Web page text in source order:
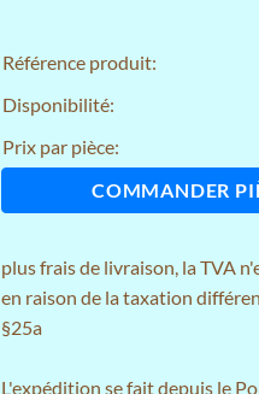
Référence produit:
Disponibilité:
Prix par pièce:
COMMANDER
plusfrais de livraison, la TVA
en raison de la taxation
§25a
L'expédition se fait depuis le